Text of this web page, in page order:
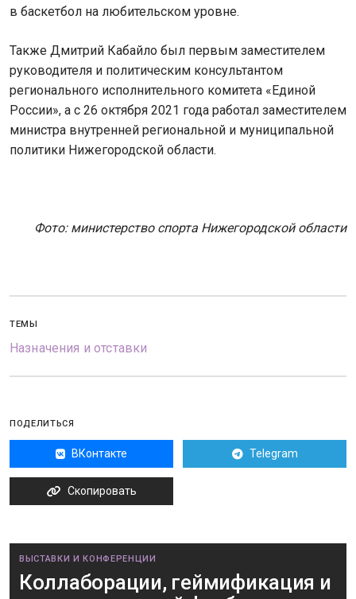
в баскетбол на любительском уровне.
Также Дмитрий Кабайло был первым заместителем
руководителя и политическим консультантом
регионального исполнительного комитета «Единой
России», а с 26 октября 2021 года работал заместителем
министра внутренней региональной и муниципальной
политики Нижегородской области.
Фото: министерство спорта Нижегородской области
ТЕМЫ
Назначения и отставки
ПОДЕЛИТЬСЯ
ВКонтакте Telegram
Скопировать
ВЫСТАВКИ И КОНФЕРЕНЦИИ
Коллаборации, геймификация и